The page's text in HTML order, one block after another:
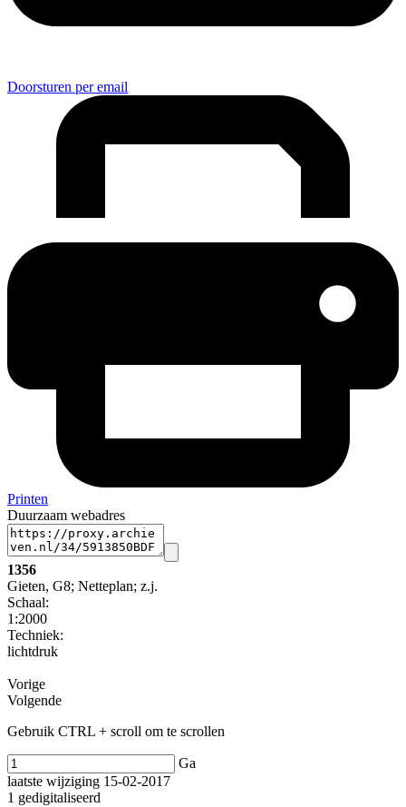
Doorsturen per email
Printen
Duurzaam webadres
1356
Gieten, G8; Netteplan; z.j.
Schaal:
1:2000
Techniek:
lichtdruk
Vorige
Volgende
Gebruik CTRL + scroll om te scrollen
Ga
laatste wijziging 15-02-2017
1 gedigitaliseerd